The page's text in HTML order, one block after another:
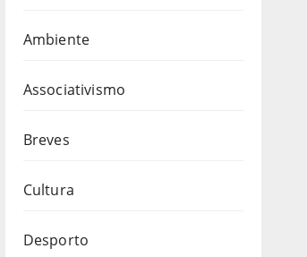
Ambiente
Associativismo
Breves
Cultura
Desporto